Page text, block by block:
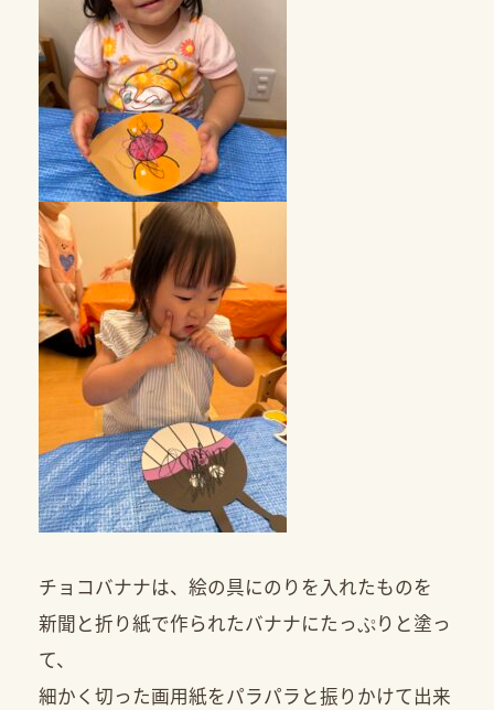
チョコバナナは、絵の具にのりを入れたものを
新聞と折り紙で作られたバナナにたっぷりと塗っ
て、
細かく切った画用紙をパラパラと振りかけて出来